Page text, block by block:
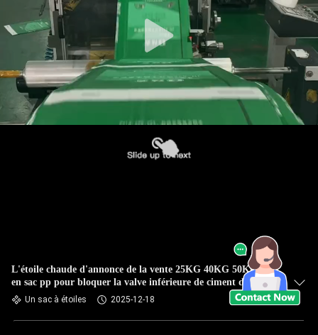
L'étoile chaude d'annonce de la vente 25KG 40KG 50KG met
en sac pp pour bloquer la valve inférieure de ciment de sac
met en sac le sac à ciment
Un sac à étoiles 2025-12-18